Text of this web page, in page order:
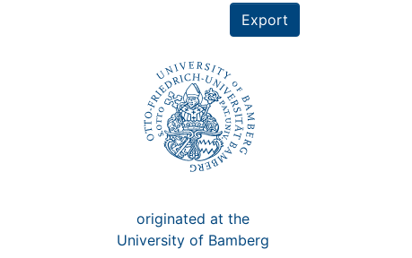
Export
originated at the
University of Bamberg